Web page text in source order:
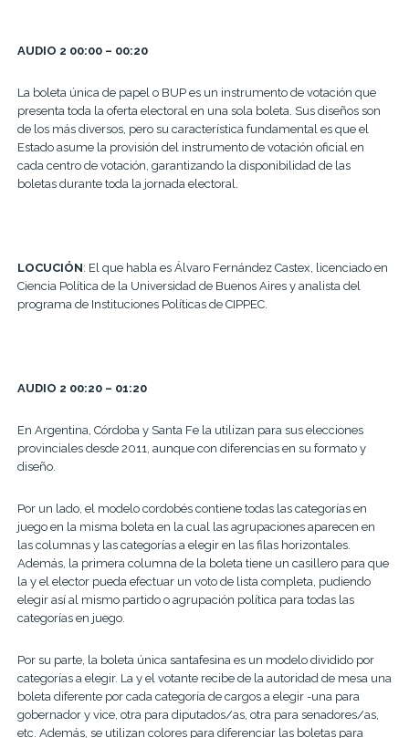
AUDIO 2 00:00 – 00:20
La boleta única de papel o BUP es un instrumento de votación que
presenta toda la oferta electoral en una sola boleta. Sus diseños son
de los más diversos, pero su característica fundamental es que el
Estado asume la provisión del instrumento de votación oficial en
cada centro de votación, garantizando la disponibilidad de las
boletas durante toda la jornada electoral.
LOCUCIÓN: El que habla es Álvaro Fernández Castex, licenciado en
Ciencia Política de la Universidad de Buenos Aires y analista del
programa de Instituciones Políticas de CIPPEC.
AUDIO 2 00:20 – 01:20
En Argentina, Córdoba y Santa Fe la utilizan para sus elecciones
provinciales desde 2011, aunque con diferencias en su formato y
diseño.
Por un lado, el modelo cordobés contiene todas las categorías en
juego en la misma boleta en la cual las agrupaciones aparecen en
las columnas y las categorías a elegir en las filas horizontales.
Además, la primera columna de la boleta tiene un casillero para que
la y el elector pueda efectuar un voto de lista completa, pudiendo
elegir así al mismo partido o agrupación política para todas las
categorías en juego.
Por su parte, la boleta única santafesina es un modelo dividido por
categorías a elegir. La y el votante recibe de la autoridad de mesa una
boleta diferente por cada categoría de cargos a elegir -una para
gobernador y vice, otra para diputados/as, otra para senadores/as,
etc. Además, se utilizan colores para diferenciar las boletas para